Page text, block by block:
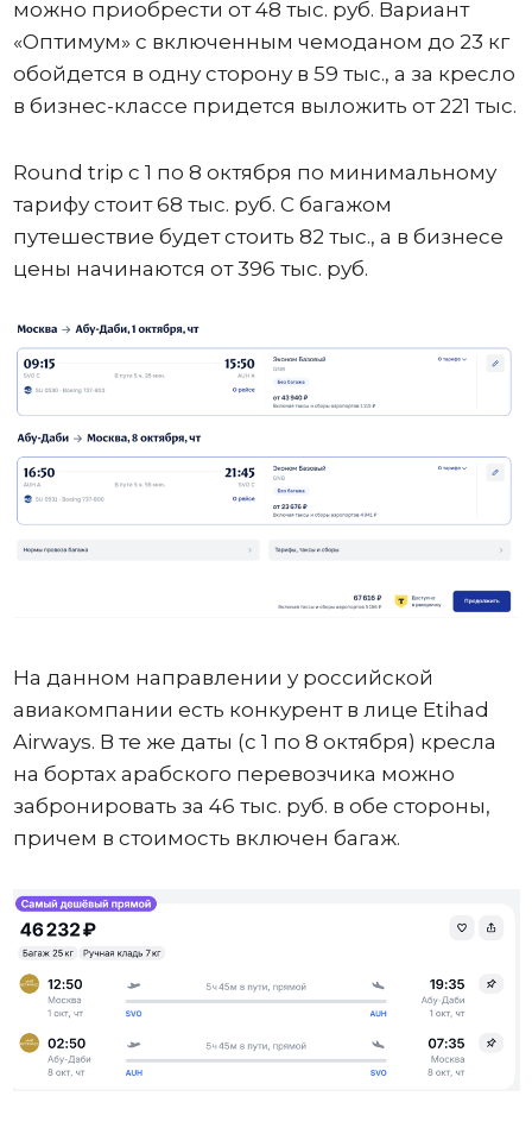
можно приобрести от 48 тыс. руб. Вариант
«Оптимум» с включенным чемоданом до 23 кг
обойдется в одну сторону в 59 тыс., а за кресло
в бизнес-классе придется выложить от 221 тыс.
Round trip с 1 по 8 октября по минимальному
тарифу стоит 68 тыс. руб. С багажом
путешествие будет стоить 82 тыс., а в бизнесе
цены начинаются от 396 тыс. руб.
На данном направлении у российской
авиакомпании есть конкурент в лице Etihad
Airways. В те же даты (с 1 по 8 октября) кресла
на бортах арабского перевозчика можно
забронировать за 46 тыс. руб. в обе стороны,
причем в стоимость включен багаж.